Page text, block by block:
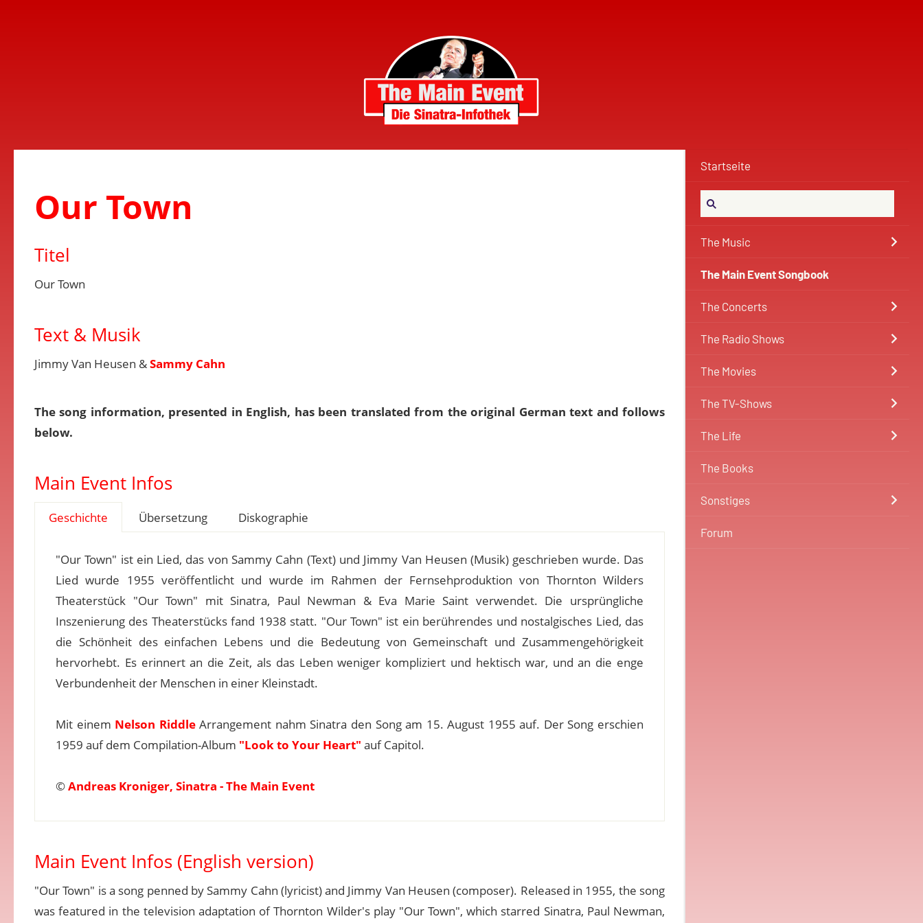
Startseite
The Music
The Main Event Songbook
The Concerts
The Radio Shows
The Movies
The TV-Shows
The Life
The Books
Sonstiges
Forum
Our Town
Titel
Our Town
Text & Musik
Jimmy Van Heusen &Sammy Cahn
The song information, presented in English, has been translated from the original German text and follows
below.
Main Event Infos
Geschichte Übersetzung Diskographie
"Our Town" ist ein Lied, das von Sammy Cahn (Text) und Jimmy Van Heusen (Musik) geschrieben wurde. Das
Lied wurde 1955 veröffentlicht und wurde im Rahmen der Fernsehproduktion von Thornton Wilders
Theaterstück "Our Town" mit Sinatra, Paul Newman & Eva Marie Saint verwendet. Die ursprüngliche
Inszenierung des Theaterstücks fand 1938 statt. "Our Town" ist ein berührendes und nostalgisches Lied, das
die Schönheit des einfachen Lebens und die Bedeutung von Gemeinschaft und Zusammengehörigkeit
hervorhebt. Es erinnert an die Zeit, als das Leben weniger kompliziert und hektisch war, und an die enge
Verbundenheit der Menschen in einer Kleinstadt.
Mit einem Nelson RiddleArrangement nahm Sinatra den Song am 15. August 1955 auf. Der Song erschien
1959 auf dem Compilation-Album "Look to Your Heart" auf Capitol.
©Andreas Kroniger, Sinatra - The Main Event
Main Event Infos (English version)
"Our Town" is a song penned by Sammy Cahn (lyricist) and Jimmy Van Heusen (composer). Released in 1955, the song
was featured in the television adaptation of Thornton Wilder's play "Our Town", which starred Sinatra, Paul Newman,